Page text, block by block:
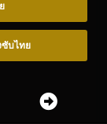
ซับไทย